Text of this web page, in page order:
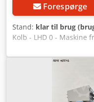
Forespørge
Stand: klar til brug
Kolb - LHD 0 - Maskine
stand -
120 mm - Maks.
mm - Omdrejningstal:
Omdrejningstal –
Samlet effekt: 1,8 - 2,7
betjening - Forskellige